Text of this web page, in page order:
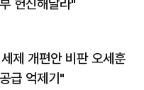
헌신해달라"
제 개편안 비판 오세훈
급 억제기"